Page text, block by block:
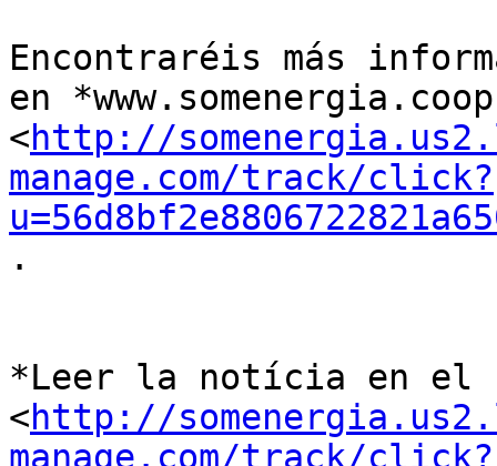
Encontraréis más
en *www.somenergia.coop
<http://
manage.com/track/click?
.
*Leer la notícia en el
<http://
manage.com/track/click?